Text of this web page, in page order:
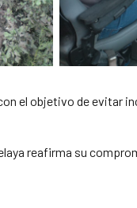
el objetivo de evitar
reafirma su